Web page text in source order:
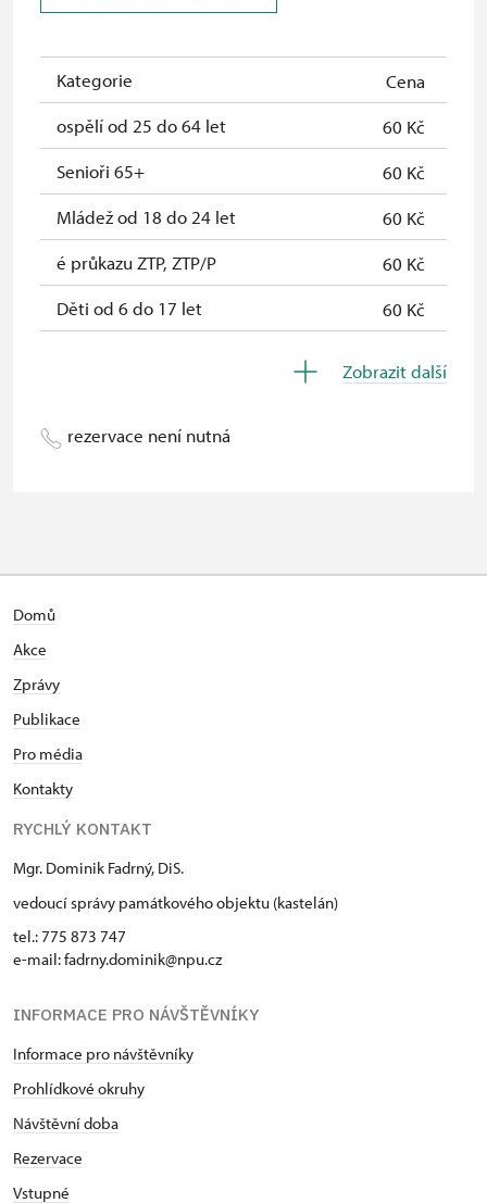
Jednorázové vstupenky vydané NPÚ
zdarma
Průkaz zaměstnance NPÚ (+ až 3
rodinní příslušníci)
zdarma
Průkaz Náš člověk *
zdarma
* Platí pouze pro jednu osobu
(držitele průkazu)
Kategorie
Cena
ospělí od 25 do 64 let
60 Kč
Senioři 65+
60 Kč
Mládež od 18 do 24 let
60 Kč
é průkazu ZTP, ZTP/P
60 Kč
Děti od 6 do 17 let
60 Kč
Zobrazit další
rezervace není nutná
Domů
Akce
Zprávy
Publikace
Pro média
Kontakty
RYCHLÝ KONTAKT
Mgr. Dominik Fadrný, DiS.
vedoucí správy památkového objektu (kastelán)
tel.: 775 873 747
e-mail: fadrny.dominik@npu.cz
INFORMACE PRO NÁVŠTĚVNÍKY
Informace pro návštěvníky
Prohlídkové okruhy
Návštěvní doba
Rezervace
Vstupné